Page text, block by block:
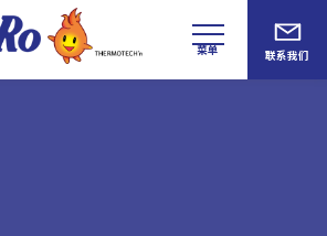
菜单 联系我们